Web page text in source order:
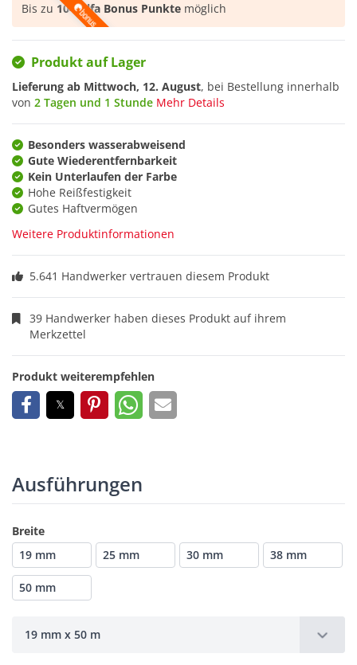
Bis zu 104 Alfa Bonus Punkte möglich
Produkt auf Lager
Lieferung ab Mittwoch, 12. August, bei Bestellung innerhalb
von 2 Tagen und 1 Stunde Mehr Details
Besonders wasserabweisend
Gute Wiederentfernbarkeit
Kein Unterlaufen der Farbe
Hohe Reißfestigkeit
Gutes Haftvermögen
Weitere Produktinformationen
5.641 Handwerker vertrauen diesem Produkt
39 Handwerker haben dieses Produkt auf ihrem
Merkzettel
Produkt weiterempfehlen
Ausführungen
Breite
19 mm
25 mm 30 mm 38 mm
50 mm
19 mm x 50 m